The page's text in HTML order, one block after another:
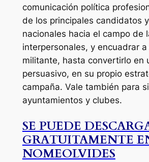
comunicación política
de los principales candidatos
nacionales hacia el campo de
interpersonales, y encuadrar a
militante, hasta convertirlo en
persuasivo, en su propio
campaña. Vale también para
ayuntamientos y clubes.
SE PUEDE
GRATUITAMENTE
NOMEOLVIDES